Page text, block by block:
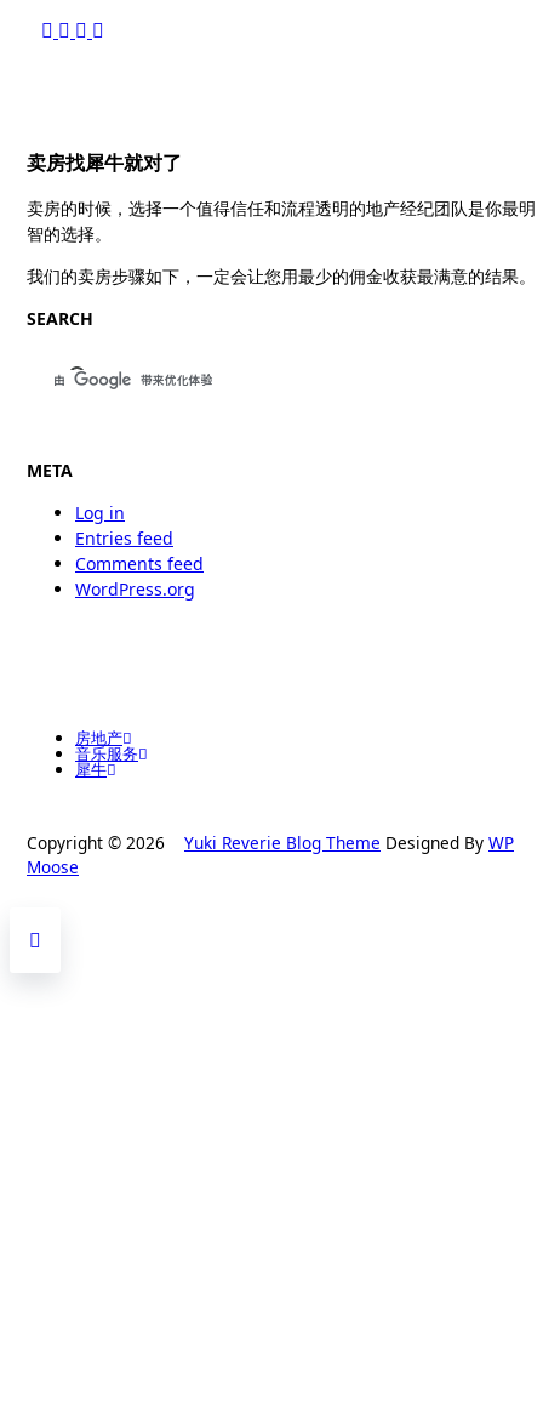
卖房找犀牛就对了
卖房的时候，选择一个值得信任和流程透明的地产经纪团队是你最明
智的选择。
我们的卖房步骤如下，一定会让您用最少的佣金收获最满意的结果。
SEARCH
META
Log in
Entries feed
Comments feed
WordPress.org
房地产
音乐服务
犀牛
Copyright © 2026 Yuki Reverie Blog Theme Designed By WP
Moose